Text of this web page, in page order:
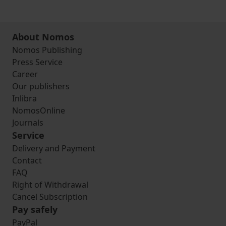
About Nomos
Nomos Publishing
Press Service
Career
Our publishers
Inlibra
NomosOnline
Journals
Service
Delivery and Payment
Contact
FAQ
Right of Withdrawal
Cancel Subscription
Pay safely
PayPal